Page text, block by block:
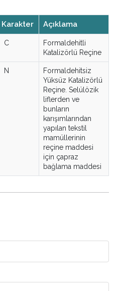
Karakter Açıklama
C
Formaldehitli
Katalizörlü Reçine
N
Formaldehitsiz
Yüksüz Katalizörlü
Reçine. Selülözik
liflerden ve
bunların
karışımlarından
yapılan tekstil
mamüllerinin
reçine maddesi
için çapraz
bağlama maddesi